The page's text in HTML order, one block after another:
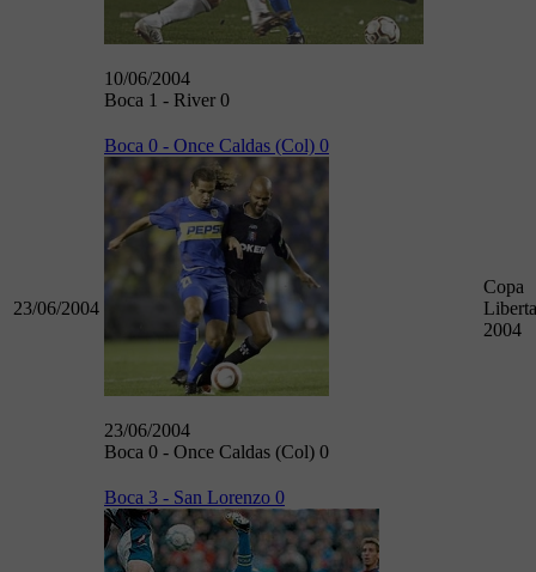
10/06/2004
Boca 1 - River 0
23/06/2004
Boca 0 - Once Caldas (Col) 0
23/06/2004
Boca 0 - Once Caldas (Col) 0
Copa
2004
Boca 3 - San Lorenzo 0